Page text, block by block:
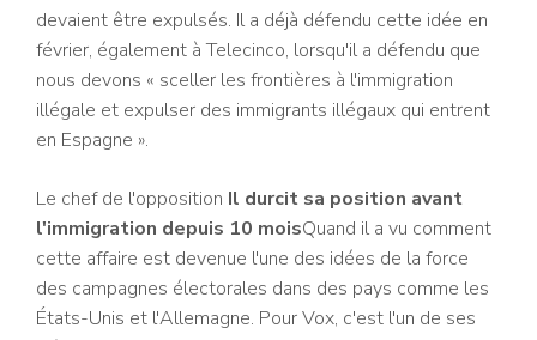
devaient être expulsés. Il a déjà défendu cette idée en
février, également à Telecinco, lorsqu'il a défendu que
nous devons « sceller les frontières à l'immigration
illégale et expulser des immigrants illégaux qui entrent
en Espagne ».
Le chef de l'opposition Il durcit sa position avant
l'immigration depuis 10 moisQuand il a vu comment
cette affaire est devenue l'une des idées de la force
des campagnes électorales dans des pays comme les
États-Unis et l'Allemagne. Pour Vox, c'est l'un de ses